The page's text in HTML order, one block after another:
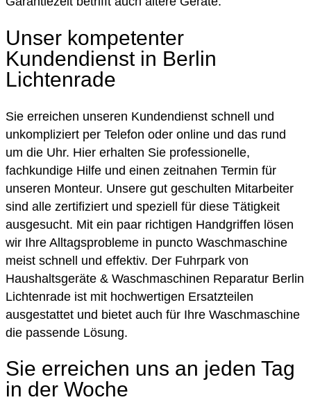
Unser kompetenter
Kundendienst in Berlin
Lichtenrade
Sie erreichen unseren Kundendienst schnell und
unkompliziert per Telefon oder online und das rund
um die Uhr. Hier erhalten Sie professionelle,
fachkundige Hilfe und einen zeitnahen Termin für
unseren Monteur. Unsere gut geschulten Mitarbeiter
sind alle zertifiziert und speziell für diese Tätigkeit
ausgesucht. Mit ein paar richtigen Handgriffen lösen
wir Ihre Alltagsprobleme in puncto Waschmaschine
meist schnell und effektiv. Der Fuhrpark von
Haushaltsgeräte & Waschmaschinen Reparatur Berlin
Lichtenrade ist mit hochwertigen Ersatzteilen
ausgestattet und bietet auch für Ihre Waschmaschine
die passende Lösung.
Sie erreichen uns an jeden Tag
in der Woche